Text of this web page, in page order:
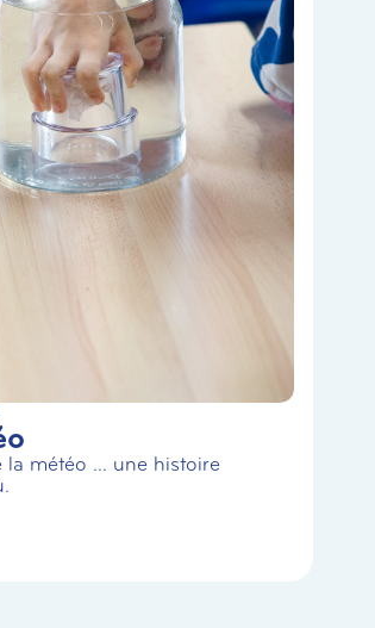
la météo … une histoire